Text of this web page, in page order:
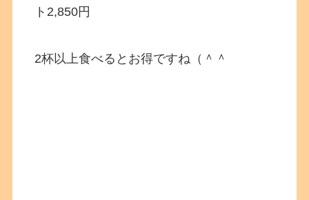
ト2,850円
2杯以上食べるとお得ですね（＾＾